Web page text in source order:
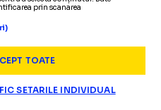
prin scanarea
TOATE
SETARILE INDIVIDUAL